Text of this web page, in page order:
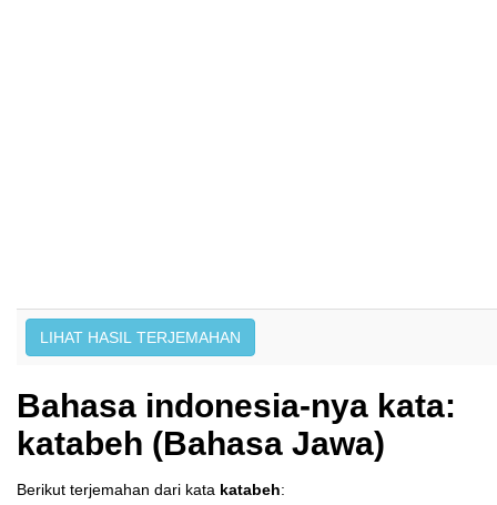
Bahasa indonesia-nya kata:
katabeh (Bahasa Jawa)
Berikut terjemahan dari kata katabeh: